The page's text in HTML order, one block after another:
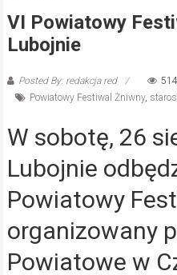
VI Powiatowy
Lubojnie
Posted By: redakcja red
Powiatowy Festiwal Żniwny,
W sobotę, 26
Lubojnie
Powiatowy
organizowany
Powiatowe w